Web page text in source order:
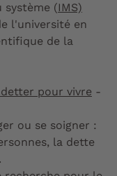
système (IMS)
l'université en
de la
pour vivre -
ou se soigner :
la dette